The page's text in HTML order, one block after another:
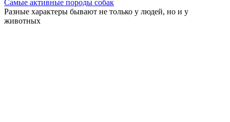
Самые активные породы собак
Разные характеры бывают не только у людей, но и у
животных